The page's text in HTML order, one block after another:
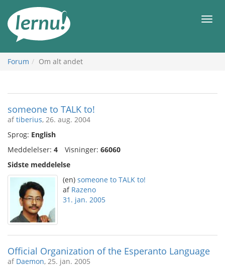
indholdet
Forum Om alt andet
someone to TALK to!
aftiberius, 26. aug. 2004
Sprog: English
Meddelelser: 4 Visninger: 66060
Sidste meddelelse
(en) someone to TALK to!
af Razeno
31. jan. 2005
Official Organization of the Esperanto Language
af Daemon, 25. jan. 2005